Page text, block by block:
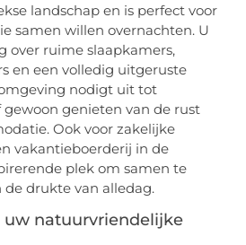
landschap en is perfect voor
samen willen overnachten. U
over ruime slaapkamers,
en een volledig uitgeruste
nodigt uit tot
genieten van de rust
Ook voor zakelijke
vakantieboerderij in de
plek om samen te
de drukte van alledag.
uw natuurvriendelijke